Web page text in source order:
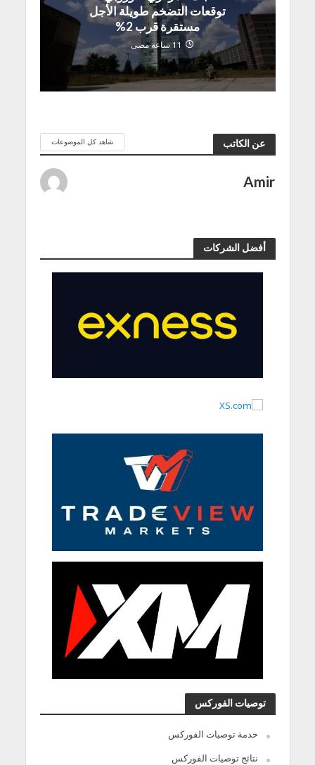
توقعات التضخم طويلة الأجل
مستقرة قرب 2%
11 ساعة مضى
عن الكاتب شاهد كل الموضوعات
Amir
أفضل الشركات
توصيات الفوركس
خدمة توصيات الفوركس
نتائج توصيات الفوركس